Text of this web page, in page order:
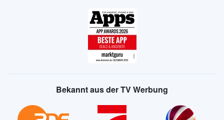
Bekannt aus der TV Werbung